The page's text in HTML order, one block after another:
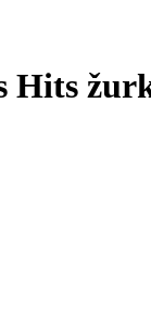
Hits